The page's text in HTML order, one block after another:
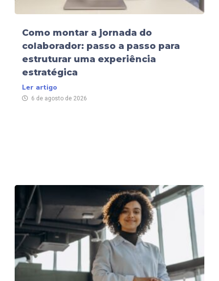
Como montar a jornada do
colaborador: passo a passo para
estruturar uma experiência
estratégica
Ler artigo
6 de agosto de 2026